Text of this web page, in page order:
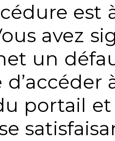
est
avez
un
portail